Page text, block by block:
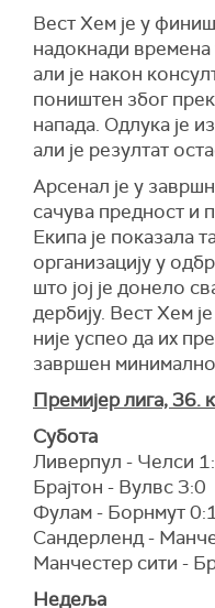
Вест Хем је у
надокнади
али је након
поништен због
напада. Одлука је
али је резултат
Арсенал је у
сачува предност и
Екипа је показала
организацију у
што јој је донело
дербију. Вест Хем
није успео да их
завршен
Премијер лига, 36.
Субота
Ливерпул - Челси
Брајтон - Вулвс 3:0
Фулам - Борнмут
Сандерленд -
Манчестер сити -
Недеља